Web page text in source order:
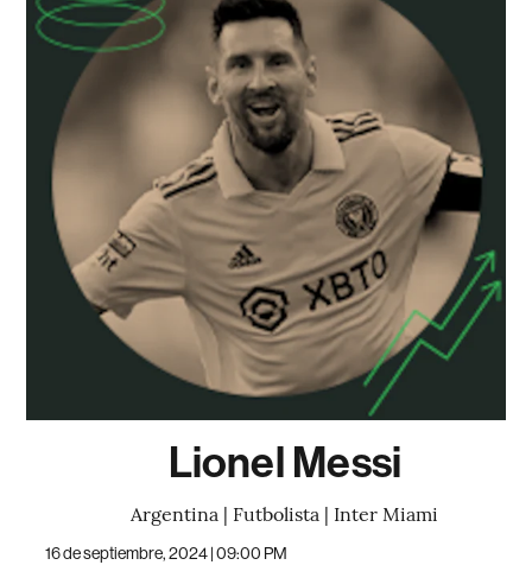
Lionel Messi
Argentina | Futbolista | Inter Miami
16 de septiembre, 2024 | 09:00 PM